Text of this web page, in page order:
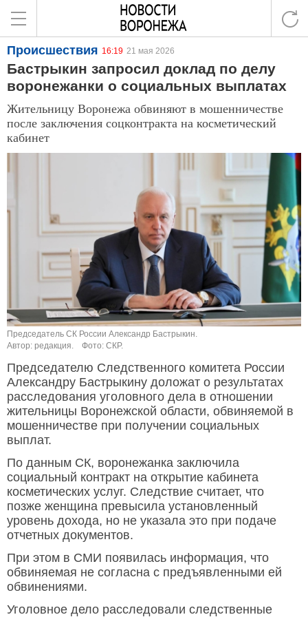
Происшествия 16:19 21 мая 2026
Бастрыкин запросил доклад по делу
воронежанки о социальных выплатах
Жительницу Воронежа обвиняют в мошенничестве
после заключения соцконтракта на косметический
кабинет
Председатель СК России Александр Бастрыкин.
Автор: редакция.
Фото: СКР.
Председателю Следственного комитета России
Александру Бастрыкину доложат о результатах
расследования уголовного дела в отношении
жительницы Воронежской области, обвиняемой в
мошенничестве при получении социальных
выплат.
По данным СК, воронежанка заключила
социальный контракт на открытие кабинета
косметических услуг. Следствие считает, что
позже женщина превысила установленный
уровень дохода, но не указала это при подаче
отчетных документов.
При этом в СМИ появилась информация, что
обвиняемая не согласна с предъявленными ей
обвинениями.
Уголовное дело расследовали следственные